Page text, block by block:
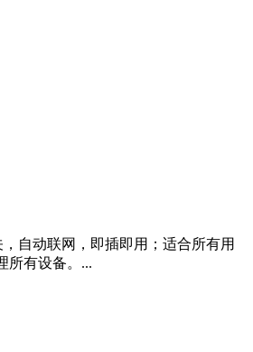
自动联网，即插即用；适合所有用
所有设备。...